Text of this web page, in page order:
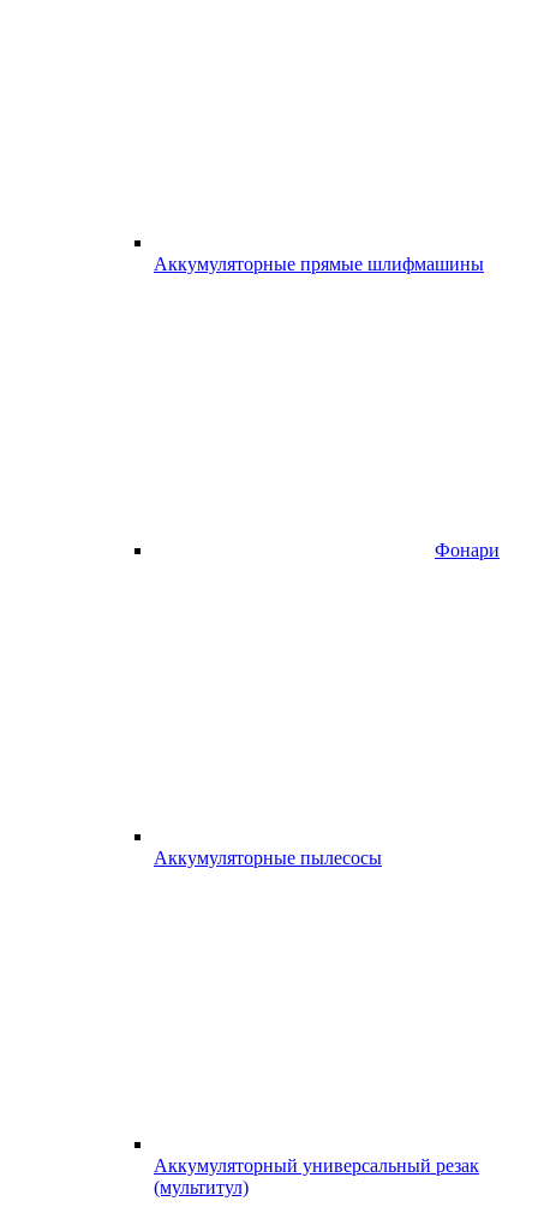
Аккумуляторные прямые шлифмашины
Фонари
Аккумуляторные пылесосы
Аккумуляторный универсальный резак
(мультитул)